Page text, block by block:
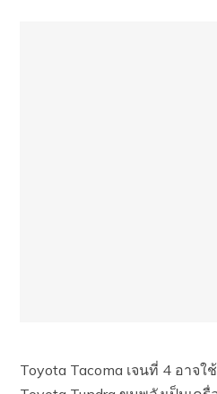
Toyota Tacoma เจนที่ 4 อาจ